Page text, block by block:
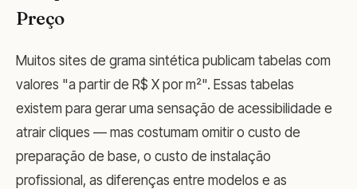
Preço
Muitos sites de grama sintética publicam tabelas com
valores "a partir de R$ X por m²". Essas tabelas
existem para gerar uma sensação de acessibilidade e
atrair cliques — mas costumam omitir o custo de
preparação de base, o custo de instalação
profissional, as diferenças entre modelos e as